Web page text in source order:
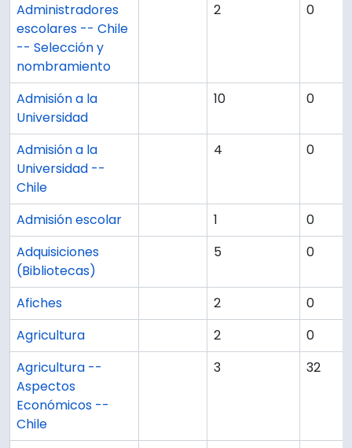
Administradores
escolares -- Chile
-- Selección y
nombramiento
2 0
Admisión a la
Universidad
10 0
Admisión a la
Universidad --
Chile
4 0
Admisión escolar 1
0
Adquisiciones
(Bibliotecas)
5 0
Afiches 2
0
Agricultura
2
0
Agricultura --
Aspectos
Económicos --
Chile
3 32